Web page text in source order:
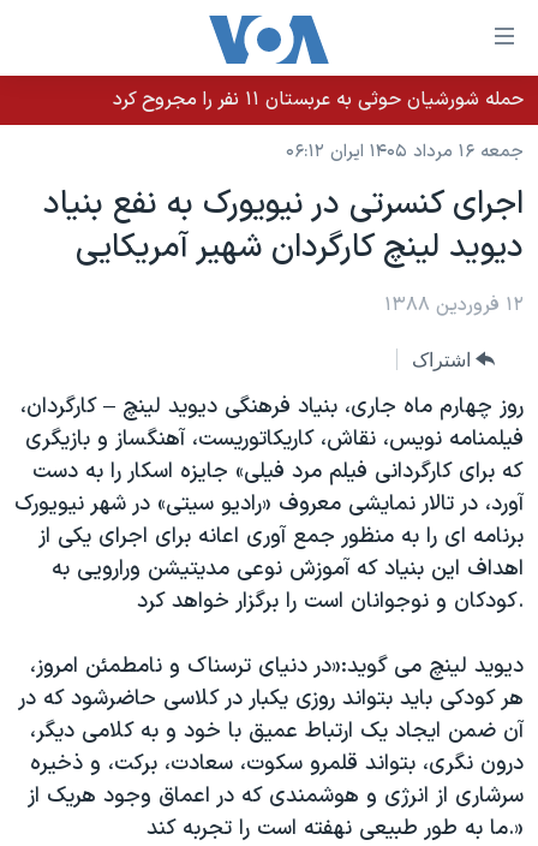
لینکهای
قابل
دسترسی
جهش
محتوای
اصلی
جهش
به
اصلی
جهش
به
جستجو
خانه
نسخه سبک وب‌سایت
موضوع ها
ایران
آمریکا
گزیده‌ها
ویژه برنامه‌ها
ویدیوها
فرهنگ و زندگی
حقوق شهروندی
علم و فناوری
اسرائیل در جنگ
گالری عکس
آرشیو پخش زنده
برنامه های تلویزیونی
جدول برنامه ها
صفحه‌های ویژه
عملیات خشم حماسی
۲۵۰سالگی آمریکا
بایگانی برنامه‌های تلویزیونی
مستندها
انتخابات ریاست جمهوری آمریکا ۲۰۲۴
رمز مهسا
ورزش زنان در ایران
اعتراضات زن، زندگی، آزادی
مجموعه مستندهای دادخواهی
پخش رادیویی
یادگیری زبان انگلیسی
دنبال کنید
زبانهای مختلف
حمله شورشیان حوثی به عربستان ۱۱ نفر را مجروح کرد
جمعه ۱۶ مرداد ۱۴۰۵ ایران ۰۶:۱۲
اجرای کنسرتی در نیویورک به نفع بنیاد
دیوید لینچ کارگردان شهیر آمریکایی
۱۲ فروردین ۱۳۸۸
اشتراک
روز چهارم ماه جاری، بنیاد فرهنگی دیوید لینچ – کارگردان،
فیلمنامه نویس، نقاش، کاریکاتوریست، آهنگساز و بازیگری
که برای کارگردانی فیلم مرد فیلی» جایزه اسکار را به دست
آورد، در تالار نمایشی معروف «رادیو سیتی» در شهر نیویورک
برنامه ای را به منظور جمع آوری اعانه برای اجرای یکی از
اهداف این بنیاد که آموزش نوعی مدیتیشن ورارویی به
کودکان و نوجوانان است را برگزار خواهد کرد.
دیوید لینچ می گوید:«در دنیای ترسناک و نامطمئن امروز،
هر کودکی باید بتواند روزی یکبار در کلاسی حاضرشود که در
آن ضمن ایجاد یک ارتباط عمیق با خود و به کلامی دیگر،
درون نگری، بتواند قلمرو سکوت، سعادت، برکت، و ذخیره
سرشاری از انرژی و هوشمندی که در اعماق وجود هریک از
ما به طور طبیعی نهفته است را تجربه کند.»